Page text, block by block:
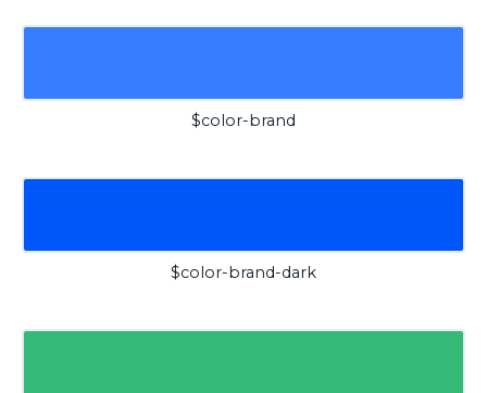
$color-brand
$color-brand-dark